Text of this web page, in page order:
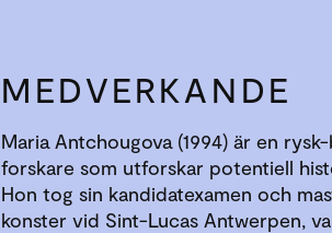
MEDVERKANDE
Maria Antchougova (1994) är en
forskare som utforskar potentiell
Hon tog sin kandidatexamen och
konster vid Sint-Lucas Antwerpen,